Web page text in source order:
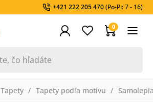
+421 222 205 470(Po-Pi: 7 - 16)
0
Tapety Tapety podľa motívu